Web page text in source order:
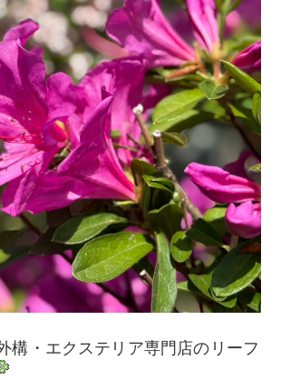
構・エクステリア専門店のリーフ